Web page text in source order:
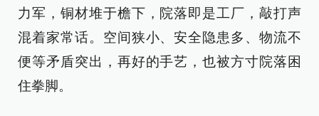
力军，铜材堆于檐下，院落即是工厂，敲打声
混着家常话。空间狭小、安全隐患多、物流不
便等矛盾突出，再好的手艺，也被方寸院落困
住拳脚。